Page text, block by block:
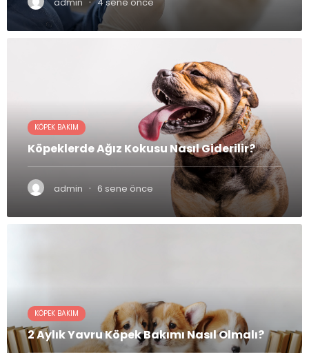
KÖPEK BAKIM
Köpeklerde Ağız Kokusu Nasıl Giderilir?
admin · 6 sene önce
KÖPEK BAKIM
2 Aylık Yavru Köpek Bakımı Nasıl Olmalı?